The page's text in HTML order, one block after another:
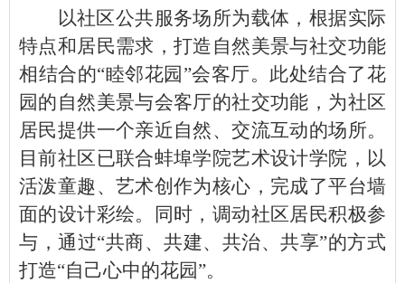
以社区公共服务场所为载体，根据实际
特点和居民需求，打造自然美景与社交功能
相结合的“睦邻花园”会客厅。此处结合了花
园的自然美景与会客厅的社交功能，为社区
居民提供一个亲近自然、交流互动的场所。
目前社区已联合蚌埠学院艺术设计学院，以
活泼童趣、艺术创作为核心，完成了平台墙
面的设计彩绘。同时，调动社区居民积极参
与，通过“共商、共建、共治、共享”的方式
打造“自己心中的花园”。